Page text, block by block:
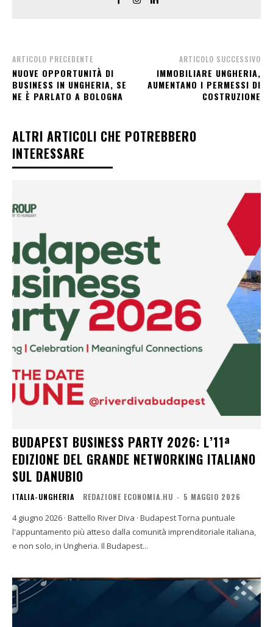
ARTICOLO PRECEDENTE
NUOVE OPPORTUNITÀ DI
BUSINESS IN UNGHERIA, SE
NE È PARLATO A BOLOGNA
ARTICOLO SUCCESSIVO
IMMOBILIARE UNGHERIA,
AUMENTANO I PERMESSI DI
COSTRUZIONE
ALTRI ARTICOLI CHE POTREBBERO
INTERESSARE
BUDAPEST BUSINESS PARTY 2026: L’11ª
EDIZIONE DEL GRANDE NETWORKING ITALIANO
SUL DANUBIO
ITALIA-UNGHERIA REDAZIONE ECONOMIA.HU - 5 MAGGIO 2026
4 giugno 2026 · Battello River Diva · Budapest Torna puntuale
l'appuntamento più atteso dalla comunità imprenditoriale italiana,
e non solo, in Ungheria. Il Budapest...